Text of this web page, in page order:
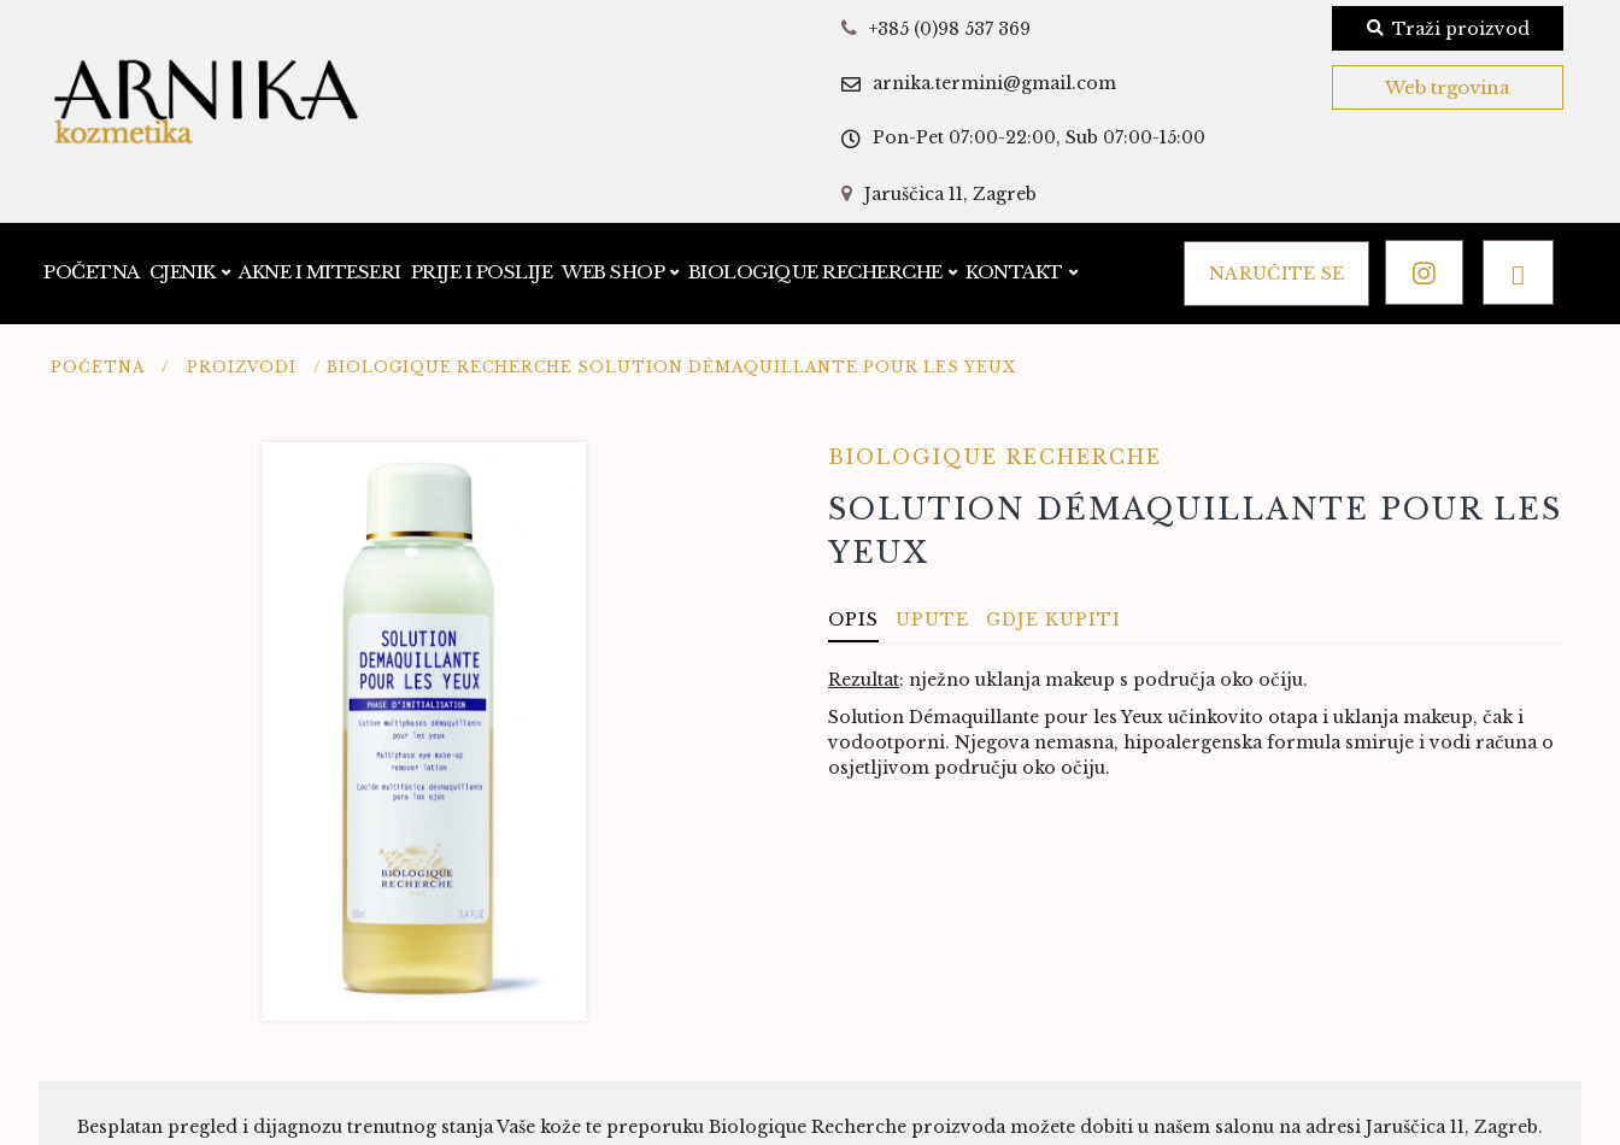
+385 (0)98 537 369
arnika.termini@gmail.com
Pon-Pet 07:00-22:00, Sub 07:00-15:00
Jaruščica 11, Zagreb
Traži proizvod
Web trgovina
POČETNA CJENIK AKNE I MITESERI PRIJE I POSLIJE WEB SHOP BIOLOGIQUE RECHERCHE KONTAKT NARUČITE SE
POČETNA / PROIZVODI / BIOLOGIQUE RECHERCHE SOLUTION DÉMAQUILLANTE POUR LES YEUX
BIOLOGIQUE RECHERCHE
SOLUTION DÉMAQUILLANTE POUR LES
YEUX
OPIS UPUTE GDJE KUPITI
Rezultat: nježno uklanja makeup s područja oko očiju.
Solution Démaquillante pour les Yeux učinkovito otapa i uklanja makeup, čak i
vodootporni. Njegova nemasna, hipoalergenska formula smiruje i vodi računa o
osjetljivom području oko očiju.
Besplatan pregled i dijagnozu trenutnog stanja Vaše kože te preporuku Biologique Recherche proizvoda možete dobiti u našem salonu na adresi Jaruščica 11, Zagreb.